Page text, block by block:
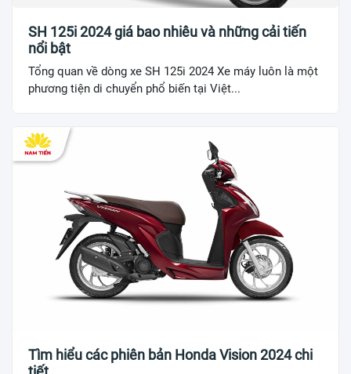
SH 125i 2024 giá bao nhiêu và những cải tiến
nổi bật
Tổng quan về dòng xe SH 125i 2024 Xe máy luôn là một
phương tiện di chuyển phổ biến tại Việt...
Tìm hiểu các phiên bản Honda Vision 2024 chi